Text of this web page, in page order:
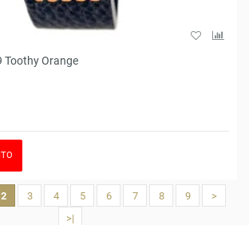
Toothy Orange
2 3 4 5 6 7 8 9
>
>|